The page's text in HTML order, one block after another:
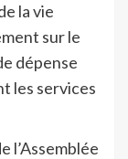
la vie
sur le
dépense
les services
l’Assemblée